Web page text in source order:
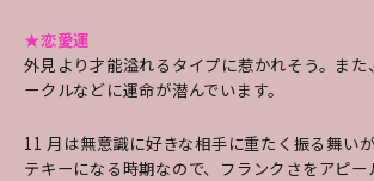
★恋愛運
外見より才能溢れるタイプに惹かれそう。ま
ークルなどに運命が潜んでいます。
11 月は無意識に好きな相手に重たく振る舞い
テキーになる時期なので、フランクさをアピー